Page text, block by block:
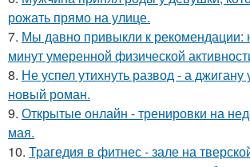
рожать прямо на улице.
7. Мы давно привыкли к рекомендации:
минут умеренной физической
8. Не успел утихнуть развод - а
новый роман.
9. Открытые онлайн - тренировки на
мая.
10. Трагедия в фитнес - зале на